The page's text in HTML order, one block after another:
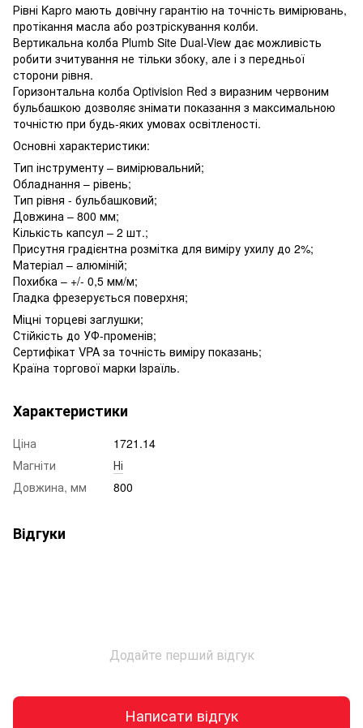
Рівні Kapro мають довічну гарантію на точність вимірювань,
протікання масла або розтріскування колби.
Вертикальна колба Plumb Site Dual-View дає можливість
робити зчитування не тільки збоку, але і з передньої
сторони рівня.
Горизонтальна колба Optivision Red з виразним червоним
бульбашкою дозволяє знімати показання з максимальною
точністю при будь-яких умовах освітленості.
Основні характеристики:
Тип інструменту – вимірювальний;
Обладнання – рівень;
Тип рівня - бульбашковий;
Довжина – 800 мм;
Кількість капсул – 2 шт.;
Присутня градієнтна розмітка для виміру ухилу до 2%;
Матеріал – алюміній;
Похибка – +/- 0,5 мм/м;
Гладка фрезерується поверхня;
Міцні торцеві заглушки;
Стійкість до УФ-променів;
Сертифікат VPA за точність виміру показань;
Країна торгової марки Ізраїль.
Характеристики
Ціна
1721.14
Магніти
Ні
Довжина, мм
800
Відгуки
Додайте перший відгук
Написати відгук